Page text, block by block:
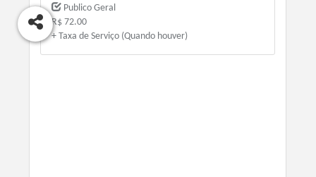
Publico Geral
R$ 72.00
+ Taxa de Serviço (Quando houver)